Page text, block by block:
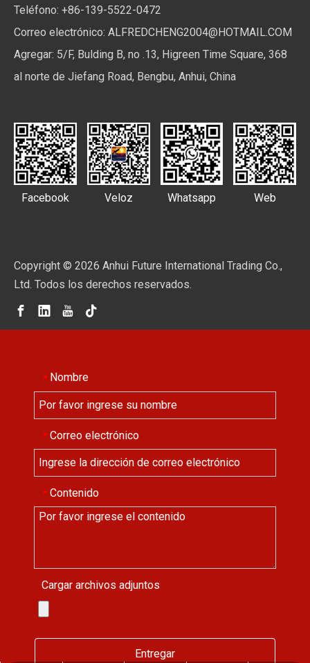
Teléfono: +86-139-5522-0472
Correo electrónico: ALFREDCHENG2004@HOTMAIL.COM
Agregar: 5/F, Bulding B, no .13, Higreen Time Square, 368
al norte de Jiefang Road, Bengbu, Anhui, China
Facebook Veloz Whatsapp Web
Copyright © 2026 Anhui Future International Trading Co.,
Ltd. Todos los derechos reservados.
* Nombre
* Correo electrónico
* Contenido
Cargar archivos adjuntos
Entregar